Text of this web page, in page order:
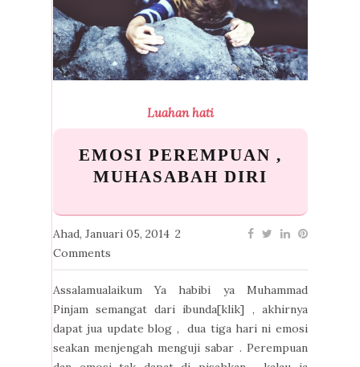
Luahan hati
EMOSI PEREMPUAN ,
MUHASABAH DIRI
Ahad, Januari 05, 2014 2
Comments
Assalamualaikum Ya habibi ya Muhammad
Pinjam semangat dari ibunda[klik] , akhirnya
dapat jua update blog , dua tiga hari ni emosi
seakan menjengah menguji sabar . Perempuan